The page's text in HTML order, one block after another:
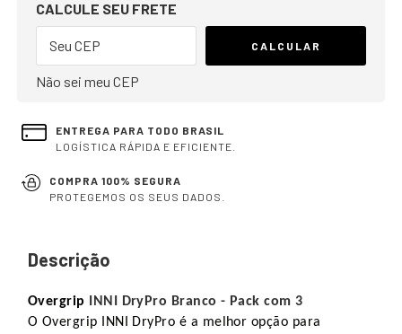
CALCULE SEU FRETE
CALCULAR
Não sei meu CEP
ENTREGA PARA TODO BRASIL
LOGÍSTICA RÁPIDA E EFICIENTE.
COMPRA 100% SEGURA
PROTEGEMOS OS SEUS DADOS.
Descrição
Overgrip
INNI DryPro Branco - Pack com 3
O Overgrip INNI DryPro é a melhor opção para